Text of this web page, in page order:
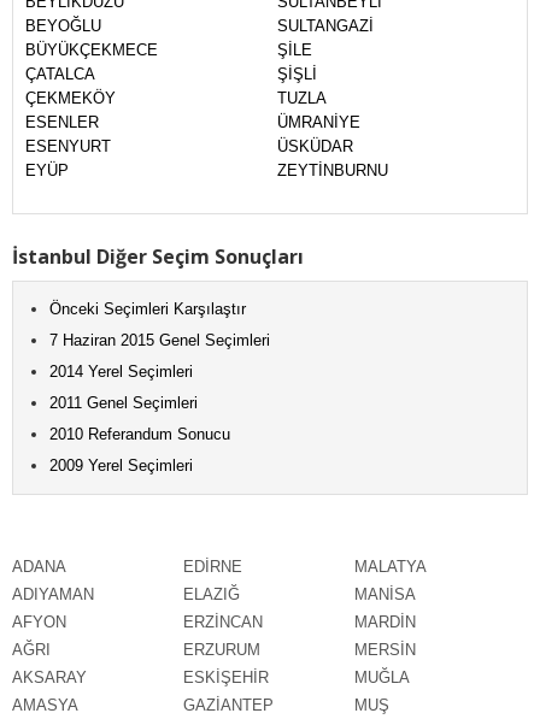
ADANA
ADIYAMAN
AFYON
AĞRI
AKSARAY
AMASYA
EDİRNE
ELAZIĞ
ERZİNCAN
ERZURUM
ESKİŞEHİR
GAZİANTEP
MALATYA
MANİSA
MARDİN
MERSİN
MUĞLA
MUŞ
BEYOĞLU
BÜYÜKÇEKMECE
ÇATALCA
ÇEKMEKÖY
ESENLER
ESENYURT
EYÜP
SULTANGAZİ
ŞİLE
ŞİŞLİ
TUZLA
ÜMRANİYE
ÜSKÜDAR
ZEYTİNBURNU
İstanbul Diğer Seçim Sonuçları
Önceki Seçimleri Karşılaştır
7 Haziran 2015 Genel Seçimleri
2014 Yerel Seçimleri
2011 Genel Seçimleri
2010 Referandum Sonucu
2009 Yerel Seçimleri